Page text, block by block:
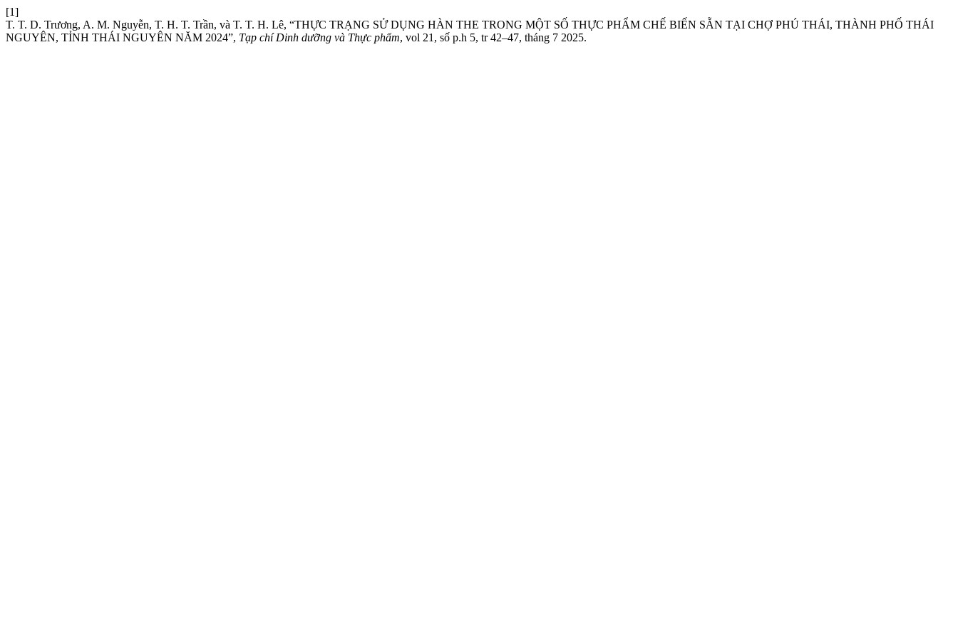
[1]
T. T. D. Trương, A. M. Nguyễn, T. H. T. Trần, và T. T. H. Lê, “THỰC TRẠNG SỬ DỤNG HÀN THE TRONG MỘT SỐ THỰC PHẨM CHẾ BIẾN SẴN TẠI CHỢ PHÚ THÁI, THÀNH PHỐ THÁI
NGUYÊN, TỈNH THÁI NGUYÊN NĂM 2024”, Tạp chí Dinh dưỡng và Thực phẩm, vol 21, số p.h 5, tr 42–47, tháng 7 2025.